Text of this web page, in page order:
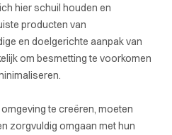
hier schuil houden en
producten van
en doelgerichte aanpak van
om besmetting te voorkomen
te creëren, moeten
zorgvuldig omgaan met hun